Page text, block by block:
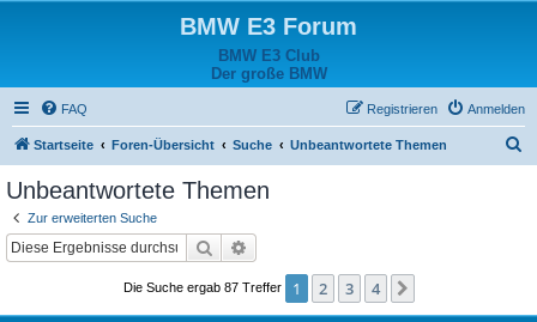
BMW E3 Forum
BMW E3 Club
Der große BMW
FAQ Anmelden
Registrieren
Startseite Foren-Übersicht Suche Unbeantwortete Themen
Unbeantwortete Themen
Zur erweiterten Suche
Suche
Die Suche ergab 87 Treffer 1 2 3 4